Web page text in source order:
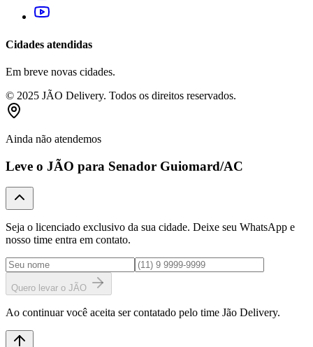
Cidades atendidas
Em breve novas cidades.
© 2025 JÃO Delivery. Todos os direitos reservados.
Ainda não atendemos
Leve o JÃO para Senador Guiomard/AC
Seja o licenciado exclusivo da sua cidade. Deixe seu WhatsApp e
nosso time entra em contato.
Quero levar o JÃO
Ao continuar você aceita ser contatado pelo time Jão Delivery.